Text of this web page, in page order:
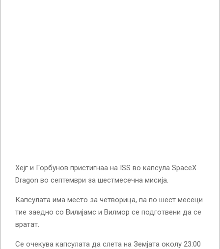
Хејг и Горбунов пристигнаа на ISS во капсула SpaceX
Dragon во септември за шестмесечна мисија.
Капсулата има место за четворица, па по шест месеци
тие заедно со Вилијамс и Вилмор се подготвени да се
вратат.
Се очекува капсулата да слета на Земјата околу 23:00